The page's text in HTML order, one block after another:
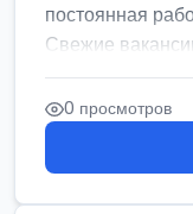
постоянная
Свежие
женщин от хозя...
0 просмотров